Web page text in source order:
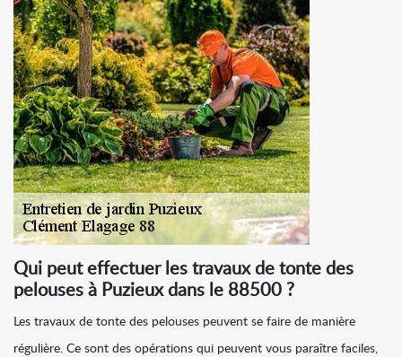
Qui peut effectuer les travaux de tonte des
pelouses à Puzieux dans le 88500 ?
Les travaux de tonte des pelouses peuvent se faire de manière
régulière. Ce sont des opérations qui peuvent vous paraître faciles,